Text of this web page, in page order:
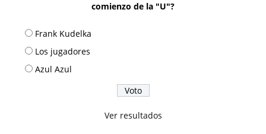
comienzo de la "U"?
Frank Kudelka
Los jugadores
Azul Azul
Ver resultados